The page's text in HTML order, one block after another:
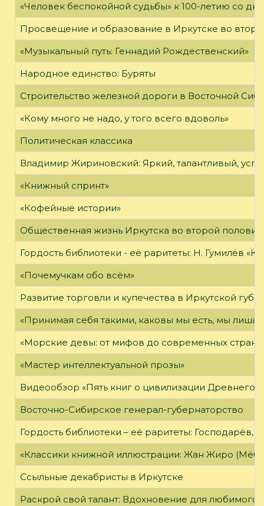
«Человек беспокойной судьбы» к 100-летию со
Просвещение и образование в Иркутске во
«Музыкальный путь: Геннадий Рождественский»
Народное единство: Буряты
Строительство железной дороги в Восточной
«Кому много не надо, у того всего вдоволь»
Политическая классика
Владимир Жириновский: Яркий, талантливый,
«Книжный спринт»
«Кофейные истории»
Общественная жизнь Иркутска во второй
Гордость библиотеки - её раритеты: Н. Гумилёв
«Почемучкам обо всём»
Развитие торговли и купечества в Иркутской
«Принимая себя такими, каковы мы есть, мы
«Морские девы: от мифов до современных
«Мастер интеллектуальной прозы»
Видеообзор «Пять книг о цивилизации Древнего
Восточно-Сибирское генерал-губернаторство
Гордость библиотеки – её раритеты:
«Классики книжной иллюстрации: Жан Жиро
Ссыльные декабристы в Иркутске
Раскрой свой талант: Вдохновение для любимого